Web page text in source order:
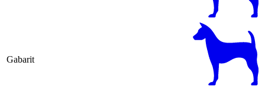
Gabarit